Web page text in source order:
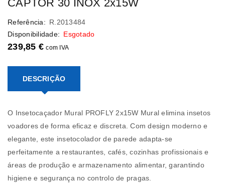
CAPTOR 30 INOX 2x15W
Referência: R.2013484
Disponibilidade: Esgotado
239,85 € com IVA
DESCRIÇÃO
O Insetocaçador Mural PROFLY 2x15W Mural elimina insetos
voadores de forma eficaz e discreta. Com design moderno e
elegante, este insetocolador de parede adapta-se
perfeitamente a restaurantes, cafés, cozinhas profissionais e
áreas de produção e armazenamento alimentar, garantindo
higiene e segurança no controlo de pragas.